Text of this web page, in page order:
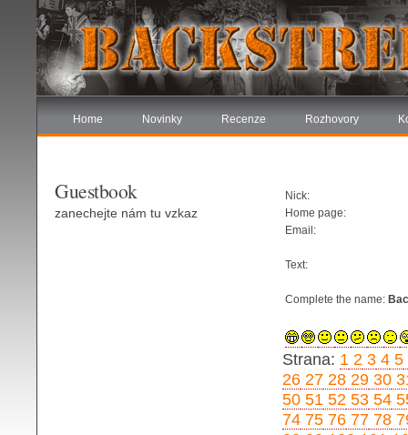
Home Novinky Recenze Rozhovory
Nick:
Home page:
Email:
Text:
Complete the name:
Strana: 1 2 3 4 5
26 27 28 29 30
50 51 52 53 54
74 75 76 77 78
Guestbook
zanechejte nám tu vzkaz